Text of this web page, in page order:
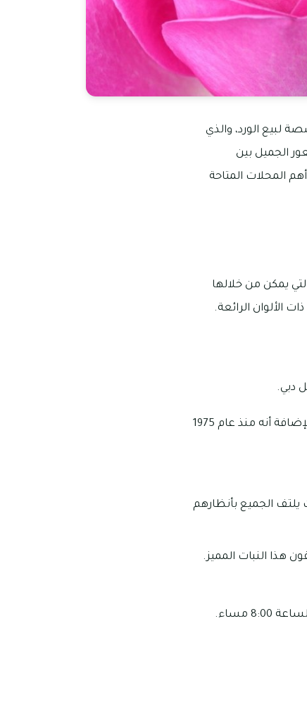
لبيع الورد، والذي
الجميل بين
المحلات المتاحة
يمكن من خلالها
الألوان الرائعة.
دبي.
يقدم المحل جميع الأنواع التي يكون من أبرزها الورد البلدي وغيره مما يناسب جميع الاذواق، بالإضافة أنه منذ عام 1975
يلتف الجميع بأنظارهم
هذا النبات المميز.